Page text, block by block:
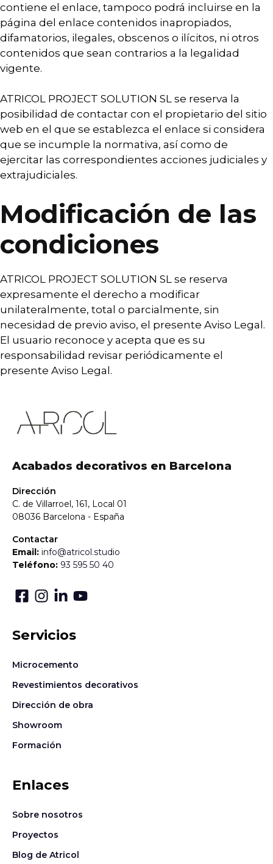
contiene el enlace, tampoco podrá incluirse en la
página del enlace contenidos inapropiados,
difamatorios, ilegales, obscenos o ilícitos, ni otros
contenidos que sean contrarios a la legalidad
vigente.
ATRICOL PROJECT SOLUTION SL se reserva la
posibilidad de contactar con el propietario del sitio
web en el que se establezca el enlace si considera
que se incumple la normativa, así como de
ejercitar las correspondientes acciones judiciales y
extrajudiciales.
Modificación de las
condiciones
ATRICOL PROJECT SOLUTION SL se reserva
expresamente el derecho a modificar
unilateralmente, total o parcialmente, sin
necesidad de previo aviso, el presente Aviso Legal.
El usuario reconoce y acepta que es su
responsabilidad revisar periódicamente el
presente Aviso Legal.
Acabados decorativos en Barcelona
Dirección
C. de Villarroel, 161, Local 01
08036 Barcelona - España
Contactar
Email: info@atricol.studio
Teléfono: 93 595 50 40
Servicios
Microcemento
Revestimientos decorativos
Dirección de obra
Showroom
Formación
Enlaces
Sobre nosotros
Proyectos
Blog de Atricol